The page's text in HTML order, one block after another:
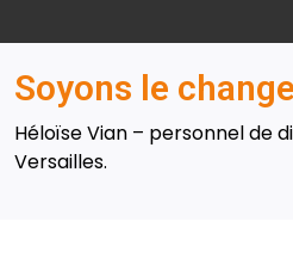
to
content
Soyons le
Héloïse Vian – personnel de
Versailles.